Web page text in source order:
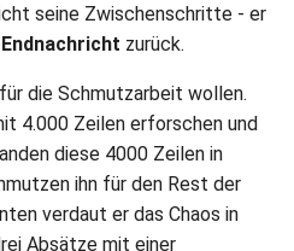
seine Zwischenschritte - er
zurück.
die Schmutzarbeit wollen.
4.000 Zeilen erforschen und
diese 4000 Zeilen in
ihn für den Rest der
verdaut er das Chaos in
Absätze mit einer